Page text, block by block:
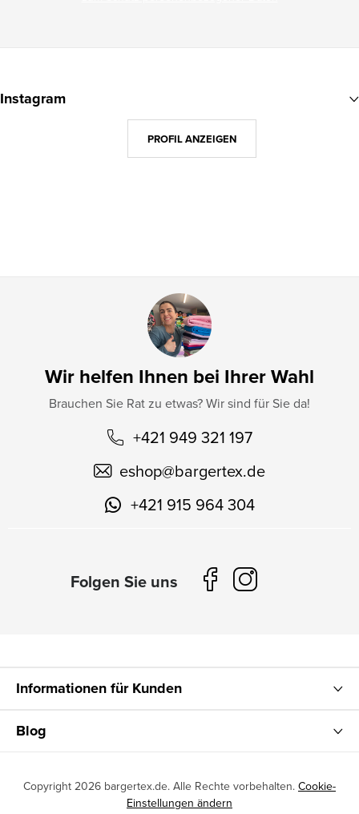
u
Wir helfen Ihnen bei Ihrer Wahl
Brauchen Sie Rat zu etwas? Wir sind für Sie da!
+421 949 321 197
eshop@bargertex.de
+421 915 964 304
Instagram
PROFIL ANZEIGEN
Informationen für Kunden
Blog
Copyright 2026 bargertex.de. Alle Rechte vorbehalten. Cookie-
Einstellungen ändern